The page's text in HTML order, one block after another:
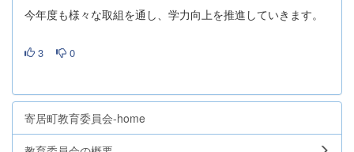
今年度も様々な取組を通し、学力向上を推進していきます。
3 0
寄居町教育委員会-home